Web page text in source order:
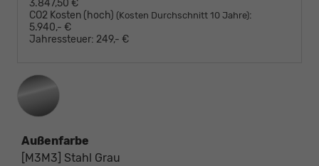
3.847,50 €
CO2 Kosten (hoch) (Kosten Durchschnitt 10 Jahre):
5.940,- €
Jahressteuer: 249,- €
Außenfarbe
[M3M3] Stahl Grau